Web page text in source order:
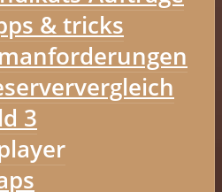
& tricks
3